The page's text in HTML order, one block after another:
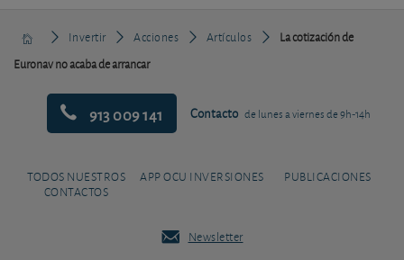
Invertir Acciones Artículos
La cotización de
Euronav no acaba de arrancar
913 009 141 Contacto de lunes a viernes de 9h-14h
TODOS NUESTROS
CONTACTOS
APP OCU INVERSIONES PUBLICACIONES
Newsletter